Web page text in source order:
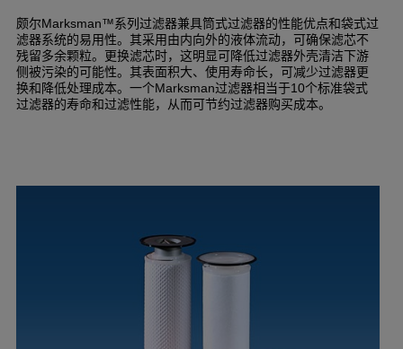
颇尔Marksman™系列过滤器兼具筒式过滤器的性能优点和袋式过
滤器系统的易用性。其采用由内向外的液体流动，可确保滤芯不
残留多余颗粒。更换滤芯时，这明显可降低过滤器外壳清洁下游
侧被污染的可能性。其表面积大、使用寿命长，可减少过滤器更
换和降低处理成本。一个Marksman过滤器相当于10个标准袋式
过滤器的寿命和过滤性能，从而可节约过滤器购买成本。